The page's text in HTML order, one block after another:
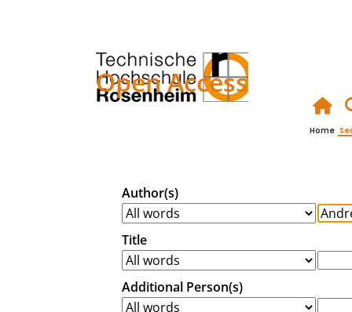
Open Access
Home
Author(s)
Title
Additional Person(s)